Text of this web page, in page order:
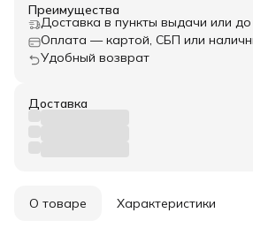
Преимущества
Доставка в пункты выдачи или
Оплата — картой, СБП или
Удобный возврат
Доставка
О товаре Характеристики